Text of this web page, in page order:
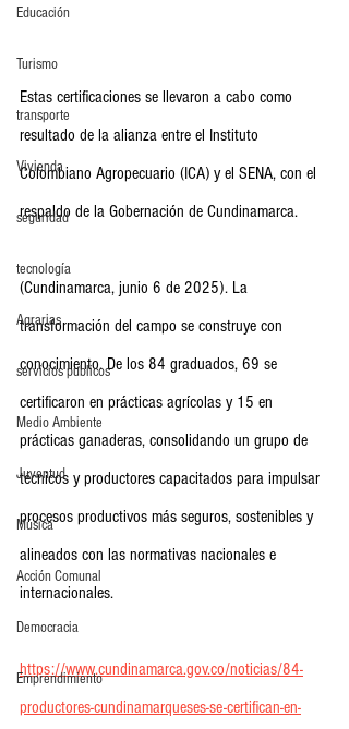
Educación
Turismo
transporte
Vivienda
seguridad
tecnología
Agrarias
servicios publicos
Medio Ambiente
Juventud
Música
Acción Comunal
Democracia
Emprendimiento
Estas certificaciones se llevaron a cabo como
resultado de la alianza entre el Instituto
Colombiano Agropecuario (ICA) y el SENA, con el
respaldo de la Gobernación de Cundinamarca.
(Cundinamarca, junio 6 de 2025). La
transformación del campo se construye con
conocimiento. De los 84 graduados, 69 se
certificaron en prácticas agrícolas y 15 en
prácticas ganaderas, consolidando un grupo de
técnicos y productores capacitados para impulsar
procesos productivos más seguros, sostenibles y
alineados con las normativas nacionales e
internacionales.
https://www.cundinamarca.gov.co/noticias/84-
productores-cundinamarqueses-se-certifican-en-